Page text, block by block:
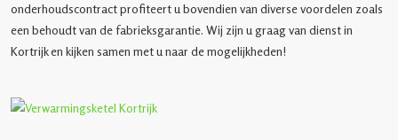
onderhoudscontract profiteert u bovendien van diverse voordelen zoals
een behoudt van de fabrieksgarantie. Wij zijn u graag van dienst in
Kortrijk en kijken samen met u naar de mogelijkheden!